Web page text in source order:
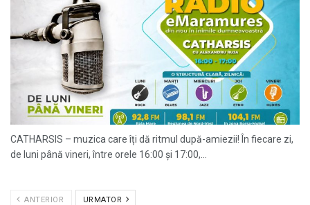
CATHARSIS – muzica care îți dă ritmul după-amiezii! În fiecare zi,
de luni până vineri, între orele 16:00 și 17:00,...
ANTERIOR URMATOR